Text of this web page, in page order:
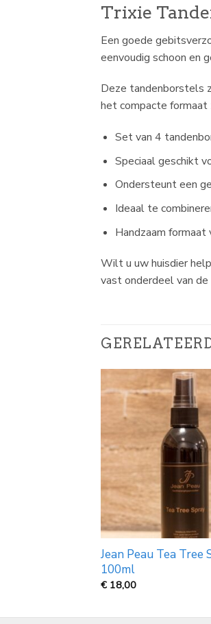
Trixie
Een goede
eenvoudig schoon en
Deze tandenborstels
het compacte formaat
Set van 4
Speciaal geschikt
Ondersteunt een
Ideaal te
Handzaam formaat
Wilt u uw huisdier
vast onderdeel van
Jean Peau Tea Tree
100ml
€ 18,00